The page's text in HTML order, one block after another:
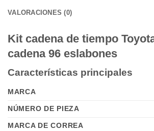
VALORACIONES (0)
Kit cadena de tiempo
cadena 96 eslabones
Características principales
MARCA
NÚMERO DE PIEZA
MARCA DE CORREA